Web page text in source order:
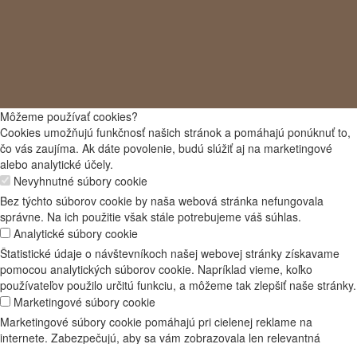
Môžeme používať cookies?
Cookies umožňujú funkčnosť našich stránok a pomáhajú ponúknuť to,
čo vás zaujíma. Ak dáte povolenie, budú slúžiť aj na marketingové
alebo analytické účely.
Nevyhnutné súbory cookie
Bez týchto súborov cookie by naša webová stránka nefungovala
správne. Na ich použitie však stále potrebujeme váš súhlas.
Analytické súbory cookie
Štatistické údaje o návštevníkoch našej webovej stránky získavame
pomocou analytických súborov cookie. Napríklad vieme, koľko
používateľov použilo určitú funkciu, a môžeme tak zlepšiť naše stránky.
Marketingové súbory cookie
Marketingové súbory cookie pomáhajú pri cielenej reklame na
internete. Zabezpečujú, aby sa vám zobrazovala len relevantná